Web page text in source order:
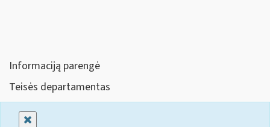
Informaciją parengė
Teisės departamentas